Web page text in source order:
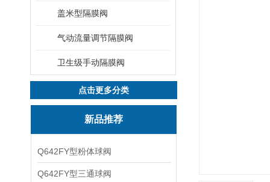
盖米型隔膜阀
气动流量调节隔膜阀
卫生级手动隔膜阀
点击更多分类
新品推荐
Q642FY型粉体球阀
Q642FY型三通球阀